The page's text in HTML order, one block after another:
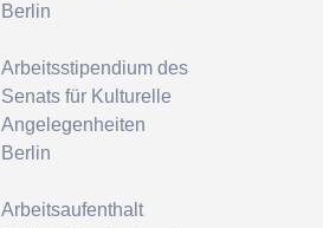
Berlin
Arbeitsstipendium des
Senats für Kulturelle
Angelegenheiten
Berlin
Arbeitsaufenthalt